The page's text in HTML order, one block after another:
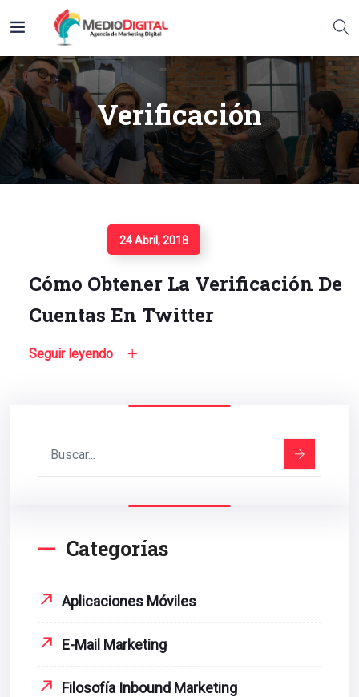
Verificación
24 Abril, 2018
Cómo Obtener La Verificación De
Cuentas En Twitter
Seguir leyendo
Categorías
Aplicaciones Móviles
E-Mail Marketing
Filosofía Inbound Marketing